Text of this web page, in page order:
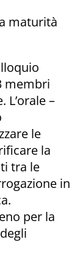
maturità
membri
–
le
la
tra le
in
per la